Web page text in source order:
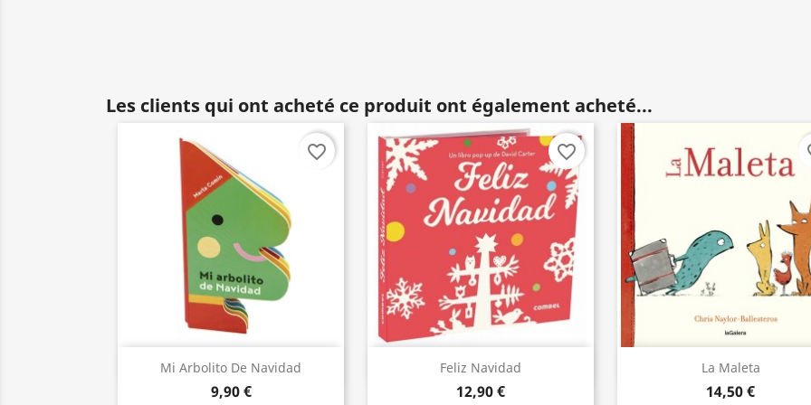
Les clients qui ont acheté ce produit ont également acheté...
Mi Arbolito De Navidad
9,90 €
Aperçu rapide
favorite_border
Feliz Navidad
12,90 €
Aperçu rapide
favorite_border
La Maleta
14,50 €
Aperçu rapide